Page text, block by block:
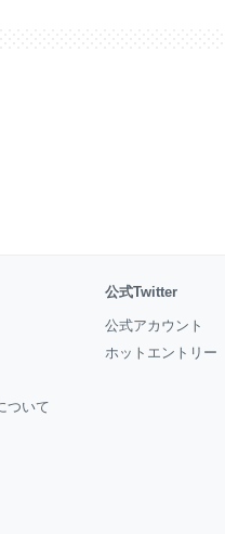
ついて
公式Twitter
公式アカウント
ホットエントリー